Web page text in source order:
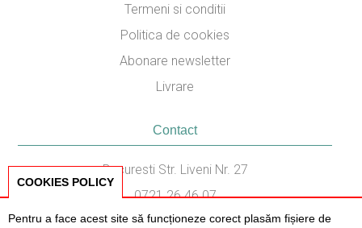
Termeni si conditii
Politica de cookies
Abonare newsletter
Livrare
Contact
Bucuresti Str. Liveni Nr. 27
0721.26.46.07
031.436.87.38
COOKIES POLICY
Pentru a face acest site să funcționeze corect plasăm fișiere de